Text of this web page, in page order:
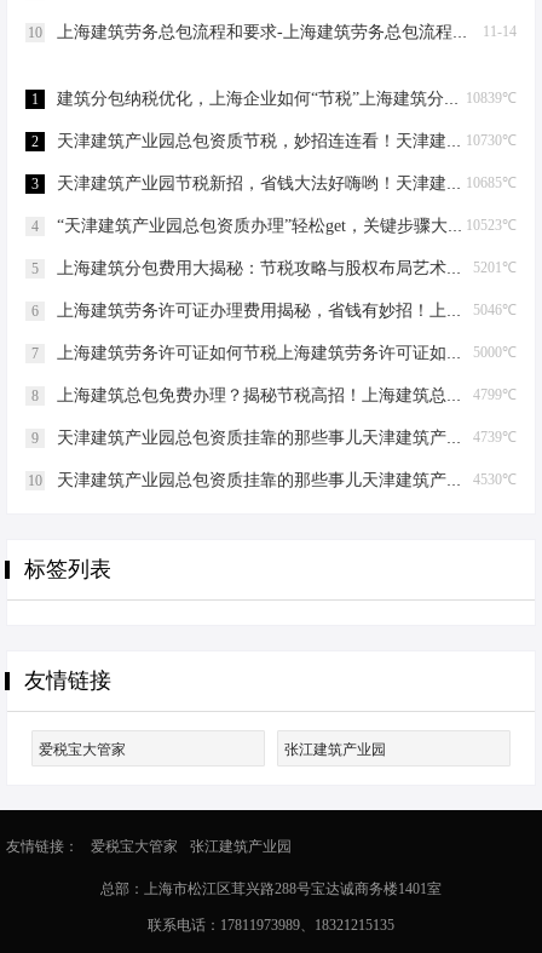
11-14
10 上海建筑劳务总包流程和要求-上海建筑劳务总包流程和要求
10839℃
1 建筑分包纳税优化，上海企业如何“节税”上海建筑分包纳税优化
10730℃
2 天津建筑产业园总包资质节税，妙招连连看！天津建筑产业园总包资质节税优化
10685℃
3 天津建筑产业园节税新招，省钱大法好嗨哟！天津建筑产业园总包资质节税优化
10523℃
4 “天津建筑产业园总包资质办理”轻松get，关键步骤大揭秘！天津建筑产业园总包资质办理
5201℃
5 上海建筑分包费用大揭秘：节税攻略与股权布局艺术上海建筑分包有什么费用
5046℃
6 上海建筑劳务许可证办理费用揭秘，省钱有妙招！上海建筑劳务许可证办理费用是多少
5000℃
7 上海建筑劳务许可证如何节税上海建筑劳务许可证如何节税
4799℃
8 上海建筑总包免费办理？揭秘节税高招！上海建筑总包免费办理吗？
4739℃
9 天津建筑产业园总包资质挂靠的那些事儿天津建筑产业园总包资质挂靠
4530℃
10 天津建筑产业园总包资质挂靠的那些事儿天津建筑产业园总包资质挂靠
标签列表
友情链接
爱税宝大管家 张江建筑产业园
友情链接： 爱税宝大管家 张江建筑产业园
总部：上海市松江区茸兴路288号宝达诚商务楼1401室
联系电话：17811973989、18321215135